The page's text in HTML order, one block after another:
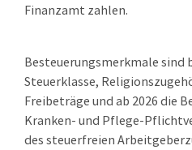
Finanzamt zahlen.
Besteuerungsmerkmale sind
Steuerklasse,
Freibeträge und ab 2026 die
Kranken- und Pflege-
des steuerfreien